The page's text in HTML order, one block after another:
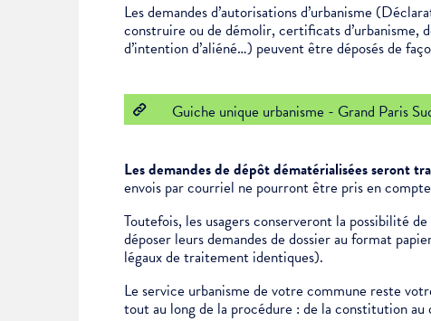
Cadre de vie
Temps libre
Solidarité
Annuaires & carte interactive
Je suis senior
Logement
Citoyenneté
Location de salles
Urbanisme
Séances du Conseil municipal
Ville éducative
Les demandes d’autorisations d’urbanisme
construire ou de démolir, certificats d’urbanisme,
d’intention d’aliéné…) peuvent être déposés de
Guiche unique urbanisme - Grand Paris
Les demandes de dépôt dématérialisées seront
envois par courriel ne pourront être pris en
Toutefois, les usagers conserveront la possibilité
déposer leurs demandes de dossier au format
légaux de traitement identiques).
Le service urbanisme de votre commune reste
tout au long de la procédure : de la constitution